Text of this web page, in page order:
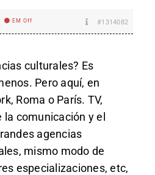
EM Off #1314082
culturales? Es
Pero aquí, en
Roma o París. TV,
comunicación y el
agencias
mismo modo de
especializaciones, etc,